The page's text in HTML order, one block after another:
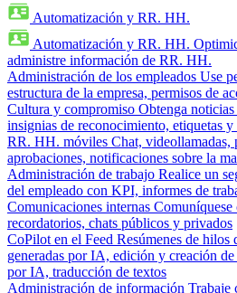
Automatización y RR. HH.
Automatización y RR. HH.
administre información de RR. HH.
Administración de los empleados Use
estructura de la empresa, permisos de
Cultura y compromiso Obtenga noticias
insignias de reconocimiento, etiquetas
RR. HH. móviles Chat, videollamadas,
aprobaciones, notificaciones sobre la
Administración de trabajo Realice un
del empleado con KPI, informes de
Comunicaciones internas Comuníquese
recordatorios, chats públicos y privados
CoPilot en el Feed Resúmenes de hilos
generadas por IA, edición y creación de
por IA, traducción de textos
Administración de información Trabaje